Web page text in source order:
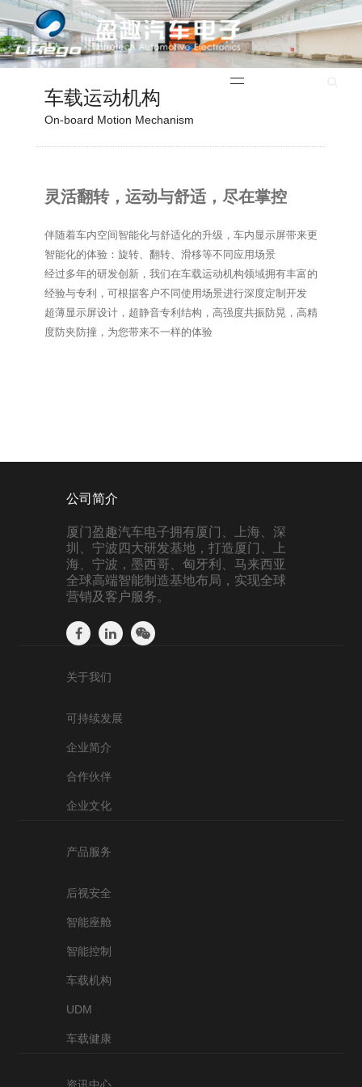
车载运动机构
On-board Motion Mechanism
灵活翻转，运动与舒适，尽在掌控
伴随着车内空间智能化与舒适化的升级，车内显示屏带来更
智能化的体验：旋转、翻转、滑移等不同应用场景
经过多年的研发创新，我们在车载运动机构领域拥有丰富的
经验与专利，可根据客户不同使用场景进行深度定制开发
超薄显示屏设计，超静音专利结构，高强度共振防晃，高精
度防夹防撞，为您带来不一样的体验
公司简介
厦门盈趣汽车电子拥有厦门、上海、深
圳、宁波四大研发基地，打造厦门、上
海、宁波，墨西哥、匈牙利、马来西亚
全球高端智能制造基地布局，实现全球
营销及客户服务。
关于我们
可持续发展
企业简介
合作伙伴
企业文化
产品服务
后视安全
智能座舱
智能控制
车载机构
UDM
车载健康
资讯中心